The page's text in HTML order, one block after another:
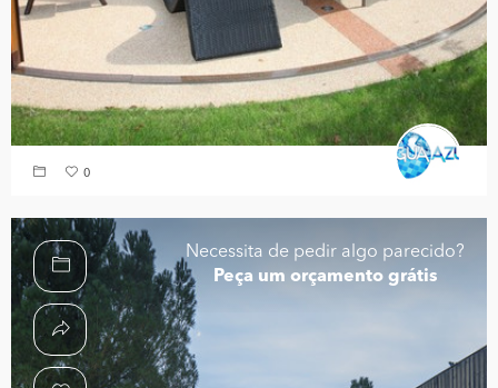
0
Necessita de pedir algo parecido?
Peça um orçamento grátis